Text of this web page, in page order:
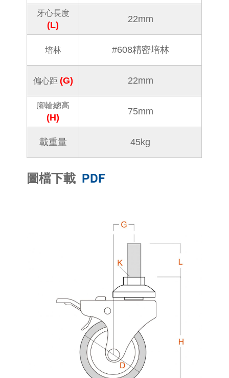
牙心長度
(L)
22mm
培林 #608精密培林
偏心距 (G) 22mm
腳輪總高
(H)
75mm
載重量 45kg
圖檔下載 PDF